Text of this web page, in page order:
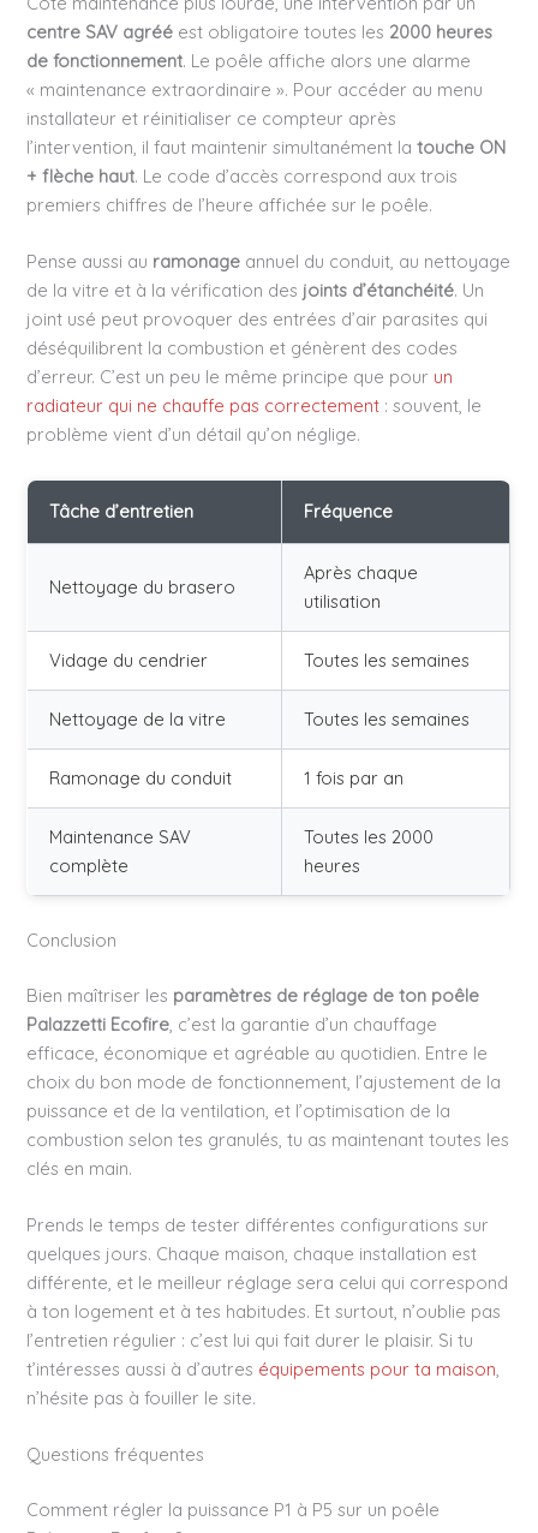
centre SAV agréé est obligatoire toutes les 2000 heures
de fonctionnement. Le poêle affiche alors une alarme
« maintenance extraordinaire ». Pour accéder au menu
installateur et réinitialiser ce compteur après
l’intervention, il faut maintenir simultanément latouche ON
+ flèche haut. Le code d’accès correspond aux trois
premiers chiffres de l’heure affichée sur le poêle.
Pense aussi au ramonage annuel du conduit, au nettoyage
de la vitre et à la vérification des joints d’étanchéité. Un
joint usé peut provoquer des entrées d’air parasites qui
déséquilibrent la combustion et génèrent des codes
d’erreur. C’est un peu le même principe que pour un
radiateur qui ne chauffe pas correctement : souvent, le
problème vient d’un détail qu’on néglige.
Tâche d’entretien Fréquence
Nettoyage du brasero
Après chaque
utilisation
Vidage du cendrier Toutes les semaines
Nettoyage de la vitre Toutes les semaines
Ramonage du conduit 1 fois par an
Maintenance SAV
complète
Toutes les 2000
heures
Conclusion
Bien maîtriser les paramètres de réglage de ton poêle
Palazzetti Ecofire , c’est la garantie d’un chauffage
efficace, économique et agréable au quotidien. Entre le
choix du bon mode de fonctionnement, l’ajustement de la
puissance et de la ventilation, et l’optimisation de la
combustion selon tes granulés, tu as maintenant toutes les
clés en main.
Prends le temps de tester différentes configurations sur
quelques jours. Chaque maison, chaque installation est
différente, et le meilleur réglage sera celui qui correspond
à ton logement et à tes habitudes. Et surtout, n’oublie pas
l’entretien régulier : c’est lui qui fait durer le plaisir. Si tu
t’intéresses aussi à d’autres équipements pour ta maison,
n’hésite pas à fouiller le site.
Questions fréquentes
Comment régler la puissance P1 à P5 sur un poêle